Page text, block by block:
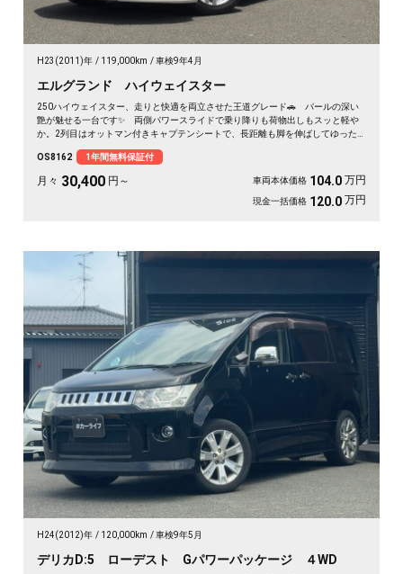
H23(2011)年 119,000km 車検9年4月
エルグランド ハイウェイスター
250ハイウェイスター、走りと快適を両立させた王道グレード🚗 パールの深い
艶が魅せる一台です✨ 両側パワースライドで乗り降りも荷物出しもスッと軽や
か。2列目はオットマン付きキャプテンシートで、長距離も脚を伸ばしてゆった
遠出も、休日のドライブも心地よい移動空間に👑 冬の夜道も明るいHIDで安心
の一台です《1年保証付》😎
OS8162 1年間無料保証付
月々 30,400 円～ 車両本体価格 104.0 万円
現金一括価格 120.0 万円
H24(2012)年 120,000km 車検9年5月
デリカD:5 ローデスト Gパワーパッケージ ４WD